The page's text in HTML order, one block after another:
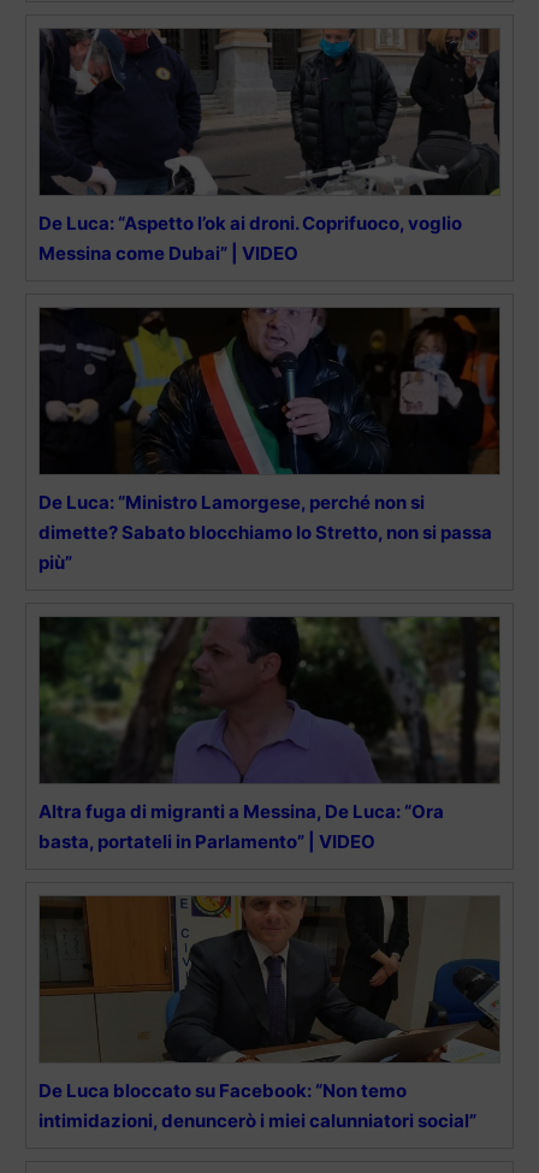
De Luca: “Aspetto l’ok ai droni. Coprifuoco, voglio
Messina come Dubai” | VIDEO
De Luca: “Ministro Lamorgese, perché non si
dimette? Sabato blocchiamo lo Stretto, non si passa
più”
Altra fuga di migranti a Messina, De Luca: “Ora
basta, portateli in Parlamento” | VIDEO
De Luca bloccato su Facebook: “Non temo
intimidazioni, denuncerò i miei calunniatori social”